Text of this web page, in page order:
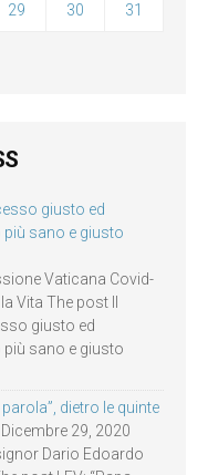
29 30 31
giusto ed
più sano e giusto
Vaticana Covid-
Vita The post Il
giusto ed
più sano e giusto
dietro le quinte
Dicembre 29, 2020
Dario Edoardo